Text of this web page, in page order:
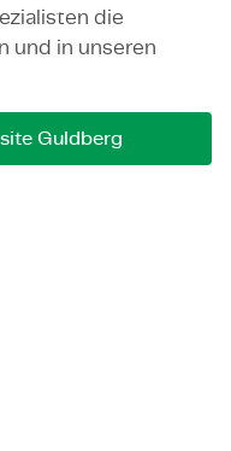
die
und in unseren
Guldberg